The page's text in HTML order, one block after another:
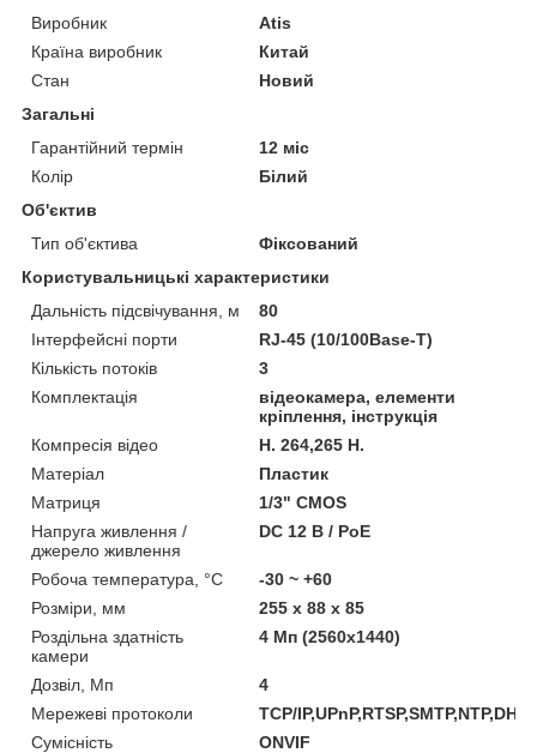
Виробник
Atis
Країна виробник
Китай
Стан
Новий
Загальні
Гарантійний термін
12 міс
Колір
Білий
Об'єктив
Тип об'єктива
Фіксований
Користувальницькі характеристики
Дальність підсвічування, м
80
Інтерфейсні порти
RJ-45 (10/100Base-T)
Кількість потоків
3
Комплектація
відеокамера, елементи
кріплення, інструкція
Компресія відео
H. 264,265 H.
Матеріал
Пластик
Матриця
1/3" CMOS
Напруга живлення /
джерело живлення
DC 12 В / PoE
Робоча температура, °C
-30 ~ +60
Розміри, мм
255 х 88 х 85
Роздільна здатність
камери
4 Мп (2560x1440)
Дозвіл, Мп
4
Мережеві протоколи
TCP/
Сумісність
ONVIF